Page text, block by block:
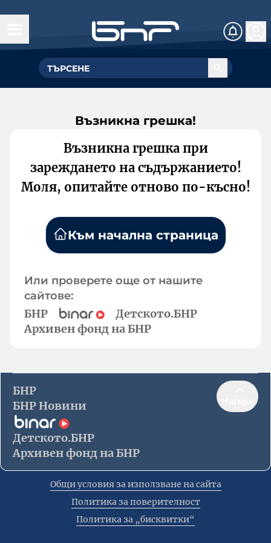
Възникна грешка!
Възникна грешка при
зареждането на съдържанието!
Моля, опитайте отново по-късно!
Към начална страница
Или проверете още от нашите
сайтове:
БНР
Детското.БНР
Архивен фонд на БНР
БНР
БНР Новини
Детското.БНР
Архивен фонд на БНР
Общи условия за използване на сайта
Политика за поверителност
Политика за „бисквитки“